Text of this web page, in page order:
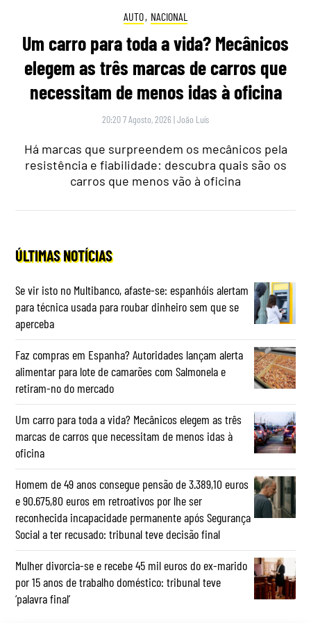
AUTO, NACIONAL
Um carro para toda a vida? Mecânicos
elegem as três marcas de carros que
necessitam de menos idas à oficina
20:20 7 Agosto, 2026 |João Luís
Há marcas que surpreendem os mecânicos pela
resistência e fiabilidade: descubra quais são os
carros que menos vão à oficina
ÚLTIMAS NOTÍCIAS
Se vir isto no Multibanco, afaste-se: espanhóis alertam
para técnica usada para roubar dinheiro sem que se
aperceba
Faz compras em Espanha? Autoridades lançam alerta
alimentar para lote de camarões com Salmonela e
retiram-no do mercado
Um carro para toda a vida? Mecânicos elegem as três
marcas de carros que necessitam de menos idas à
oficina
Homem de 49 anos consegue pensão de 3.389,10 euros
e 90.675,80 euros em retroativos por lhe ser
reconhecida incapacidade permanente após Segurança
Social a ter recusado: tribunal teve decisão final
Mulher divorcia-se e recebe 45 mil euros do ex-marido
por 15 anos de trabalho doméstico: tribunal teve
‘palavra final’